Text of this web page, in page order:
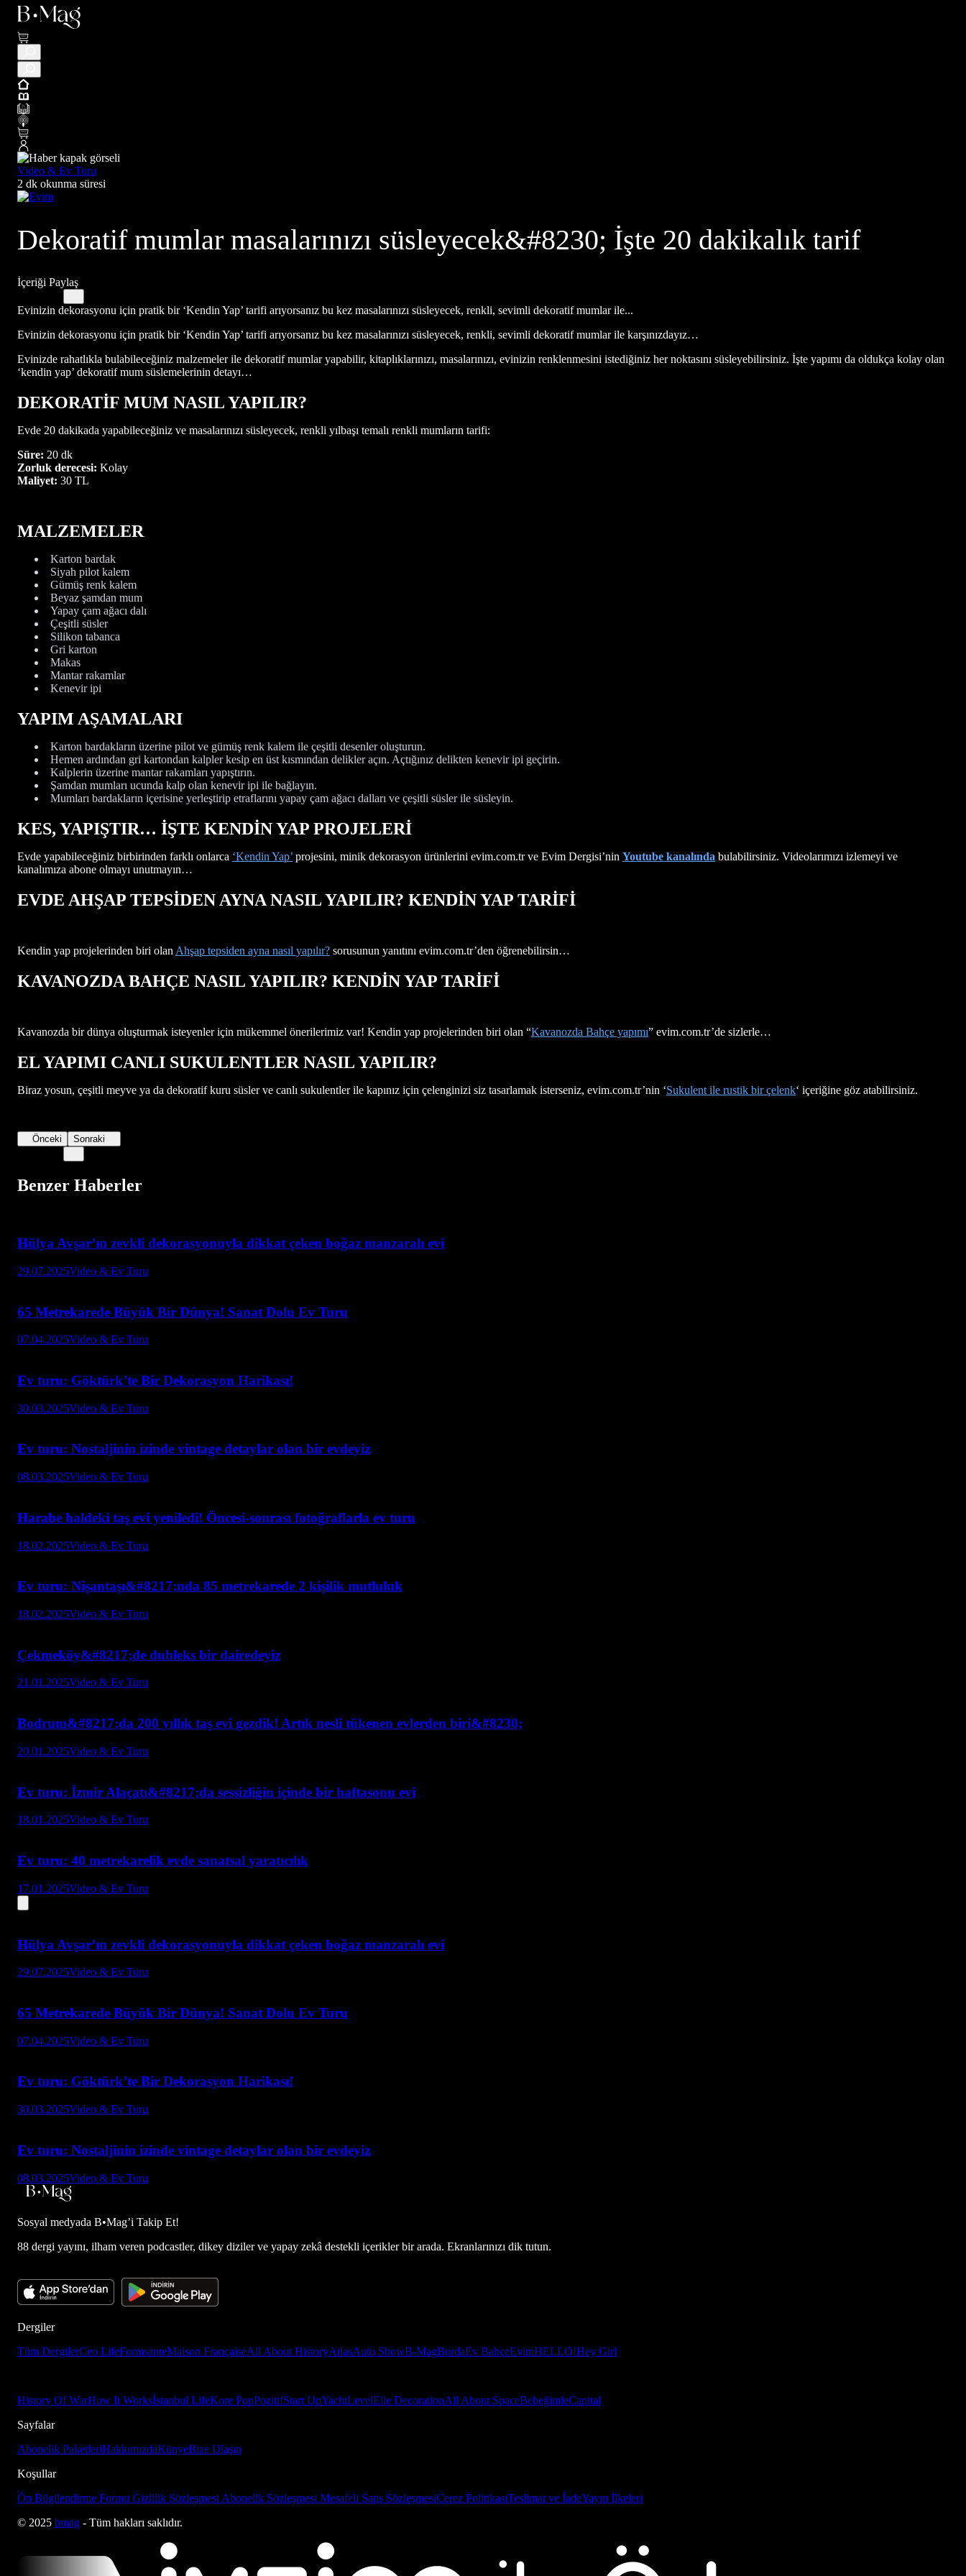
Video & Ev Turu
2 dk okunma süresi
Dekoratif mumlar masalarınızı süsleyecek&#8230; İşte 20 dakikalık tarif
İçeriği Paylaş
Evinizin dekorasyonu için pratik bir ‘Kendin Yap’ tarifi arıyorsanız bu kez masalarınızı süsleyecek, renkli, sevimli dekoratif mumlar ile...
Evinizin dekorasyonu için pratik bir ‘Kendin Yap’ tarifi arıyorsanız bu kez masalarınızı süsleyecek, renkli, sevimli dekoratif mumlar ile karşınızdayız…
Evinizde rahatlıkla bulabileceğiniz malzemeler ile dekoratif mumlar yapabilir, kitaplıklarınızı, masalarınızı, evinizin renklenmesini istediğiniz her noktasını süsleyebilirsiniz. İşte yapımı da oldukça kolay olan
‘kendin yap’ dekoratif mum süslemelerinin detayı…
DEKORATİF MUM NASIL YAPILIR?
Evde 20 dakikada yapabileceğiniz ve masalarınızı süsleyecek, renkli yılbaşı temalı renkli mumların tarifi:
Süre: 20 dk
Zorluk derecesi: Kolay
Maliyet: 30 TL
MALZEMELER
Karton bardak
Siyah pilot kalem
Gümüş renk kalem
Beyaz şamdan mum
Yapay çam ağacı dalı
Çeşitli süsler
Silikon tabanca
Gri karton
Makas
Mantar rakamlar
Kenevir ipi
YAPIM AŞAMALARI
Karton bardakların üzerine pilot ve gümüş renk kalem ile çeşitli desenler oluşturun.
Hemen ardından gri kartondan kalpler kesip en üst kısmından delikler açın. Açtığınız delikten kenevir ipi geçirin.
Kalplerin üzerine mantar rakamları yapıştırın.
Şamdan mumları ucunda kalp olan kenevir ipi ile bağlayın.
Mumları bardakların içerisine yerleştirip etraflarını yapay çam ağacı dalları ve çeşitli süsler ile süsleyin.
KES, YAPIŞTIR… İŞTE KENDİN YAP PROJELERİ
Evde yapabileceğiniz birbirinden farklı onlarca ‘Kendin Yap’ projesini, minik dekorasyon ürünlerini evim.com.tr ve Evim Dergisi’nin Youtube kanalında bulabilirsiniz. Videolarımızı izlemeyi ve
kanalımıza abone olmayı unutmayın…
EVDE AHŞAP TEPSİDEN AYNA NASIL YAPILIR? KENDİN YAP TARİFİ
Kendin yap projelerinden biri olan Ahşap tepsiden ayna nasıl yapılır? sorusunun yanıtını evim.com.tr’den öğrenebilirsin…
KAVANOZDA BAHÇE NASIL YAPILIR? KENDİN YAP TARİFİ
Kavanozda bir dünya oluşturmak isteyenler için mükemmel önerilerimiz var! Kendin yap projelerinden biri olan “Kavanozda Bahçe yapımı” evim.com.tr’de sizlerle…
EL YAPIMI CANLI SUKULENTLER NASIL YAPILIR?
Biraz yosun, çeşitli meyve ya da dekoratif kuru süsler ve canlı sukulentler ile kapınız için çelenginizi siz tasarlamak isterseniz, evim.com.tr’nin ‘Sukulent ile rustik bir çelenk‘ içeriğine göz atabilirsiniz.
Önceki Sonraki
Benzer Haberler
Hülya Avşar’ın zevkli dekorasyonuyla dikkat çeken boğaz manzaralı evi
29.07.2025Video & Ev Turu
65 Metrekarede Büyük Bir Dünya! Sanat Dolu Ev Turu
07.04.2025Video & Ev Turu
Ev turu: Göktürk’te Bir Dekorasyon Harikası!
30.03.2025Video & Ev Turu
Ev turu: Nostaljinin izinde vintage detaylar olan bir evdeyiz
08.03.2025Video & Ev Turu
Harabe haldeki taş evi yeniledi! Öncesi-sonrası fotoğraflarla ev turu
18.02.2025Video & Ev Turu
Ev turu: Nişantaşı&#8217;nda 85 metrekarede 2 kişilik mutluluk
18.02.2025Video & Ev Turu
Çekmeköy&#8217;de dubleks bir dairedeyiz
21.01.2025Video & Ev Turu
Bodrum&#8217;da 200 yıllık taş evi gezdik! Artık nesli tükenen evlerden biri&#8230;
20.01.2025Video & Ev Turu
Ev turu: İzmir Alaçatı&#8217;da sessizliğin içinde bir haftasonu evi
18.01.2025Video & Ev Turu
Ev turu: 40 metrekarelik evde sanatsal yaratıcılık
17.01.2025Video & Ev Turu
Hülya Avşar’ın zevkli dekorasyonuyla dikkat çeken boğaz manzaralı evi
29.07.2025Video & Ev Turu
65 Metrekarede Büyük Bir Dünya! Sanat Dolu Ev Turu
07.04.2025Video & Ev Turu
Ev turu: Göktürk’te Bir Dekorasyon Harikası!
30.03.2025Video & Ev Turu
Ev turu: Nostaljinin izinde vintage detaylar olan bir evdeyiz
08.03.2025Video & Ev Turu
Sosyal medyada B•Mag’i Takip Et!
88 dergi yayını, ilham veren podcastler, dikey diziler ve yapay zekâ destekli içerikler bir arada. Ekranlarınızı dik tutun.
Dergiler
Tüm DergilerCeo LifeFormsanteMaison FrançaiseAll About HistoryAtlasAuto ShowB-MagBurdaEv BahçeEvimHELLO!Hey Girl
History Of WarHow It Worksİstanbul LifeKore PopPozitifStart UpYachtLevelElle DecorationAll About SpaceBebeğimleCapital
Sayfalar
Abonelik PaketleriHakkımızdaKünyeBize Ulaşın
Koşullar
Ön Bilgilendirme Formu Gizlilik Sözleşmesi Abonelik Sözleşmesi Mesafeli Satış SözleşmesiÇerez PolitikasıTeslimat ve İadeYayın İlkeleri
© 2025 bmag - Tüm hakları saklıdır.